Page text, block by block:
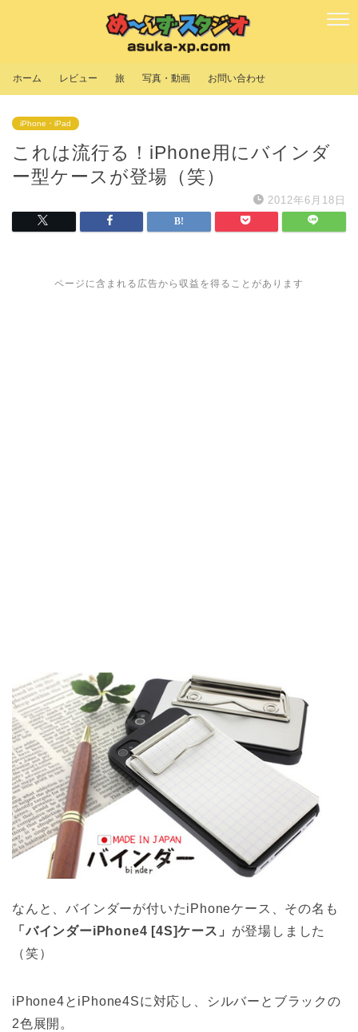
ホーム レビュー 旅 写真・動画 お問い合わせ
iPhone・iPad
これは流行る！iPhone用にバインダ
ー型ケースが登場（笑）
2012年6月18日
ページに含まれる広告から収益を得ることがあります
なんと、バインダーが付いたiPhoneケース、その名も
「バインダーiPhone4 [4S]ケース」 が登場しました
（笑）
iPhone4とiPhone4Sに対応し、シルバーとブラックの
2色展開。